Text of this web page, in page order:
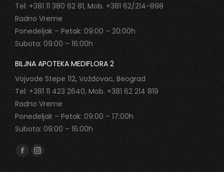
Tel: +381 11 380 62 81, Mob. +381 62/214-898
Radno Vreme
Ponedeljak – Petak: 09:00 – 20:00h
Subota: 09:00 – 16:00h
BILJNA APOTEKA MEDIFLORA 2
Vojvode Stepe 112, Voždovac, Beograd
Tel: +381 11 423 2640, Mob. +381 62 214 819
Radno Vreme
Ponedeljak – Petak: 09:00 – 17:00h
Subota: 09:00 – 16:00h
Find us on:
Facebook
page
Instagram
page